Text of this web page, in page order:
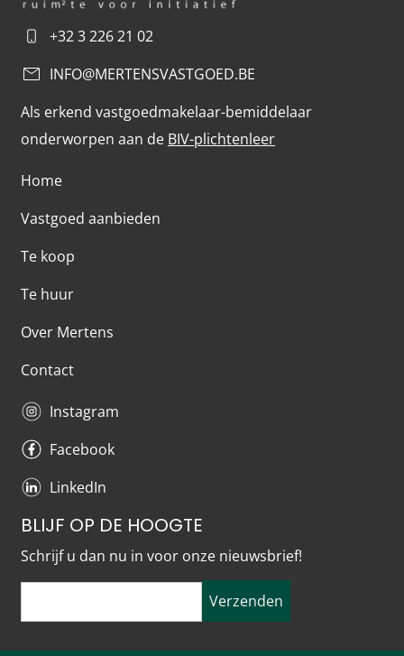
+32 3 226 21 02
INFO@MERTENSVASTGOED.BE
Als erkend vastgoedmakelaar-bemiddelaar
onderworpen aan de BIV-plichtenleer
Home
Vastgoed aanbieden
Te koop
Te huur
Over Mertens
Contact
Instagram
Facebook
LinkedIn
BLIJF OP DE HOOGTE
Schrijf u dan nu in voor onze nieuwsbrief!
Verzenden